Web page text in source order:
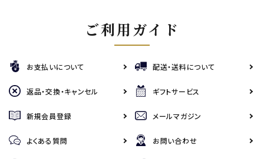
ご利用ガイド
お支払いについて 配送・送料について
返品・交換・キャンセル ギフトサービス
新規会員登録 メールマガジン
よくある質問 お問い合わせ